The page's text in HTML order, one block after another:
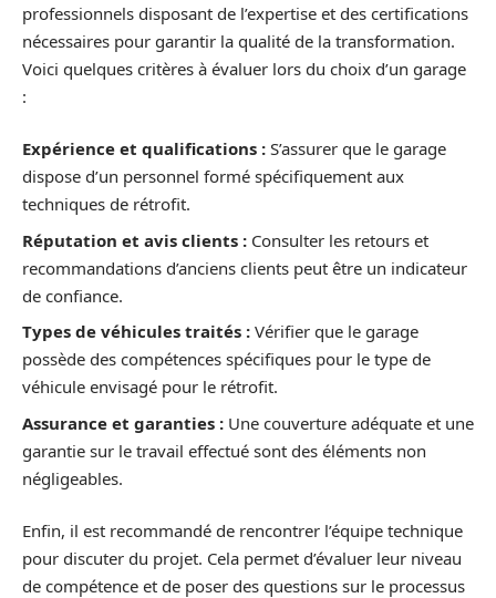
professionnels disposant de l’expertise et des certifications
nécessaires pour garantir la qualité de la transformation.
Voici quelques critères à évaluer lors du choix d’un garage
:
Expérience et qualifications : S’assurer que le garage
dispose d’un personnel formé spécifiquement aux
techniques de rétrofit.
Réputation et avis clients : Consulter les retours et
recommandations d’anciens clients peut être un indicateur
de confiance.
Types de véhicules traités : Vérifier que le garage
possède des compétences spécifiques pour le type de
véhicule envisagé pour le rétrofit.
Assurance et garanties : Une couverture adéquate et une
garantie sur le travail effectué sont des éléments non
négligeables.
Enfin, il est recommandé de rencontrer l’équipe technique
pour discuter du projet. Cela permet d’évaluer leur niveau
de compétence et de poser des questions sur le processus